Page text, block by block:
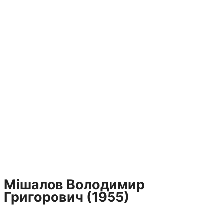
Мішалов Володимир
Григорович (1955)